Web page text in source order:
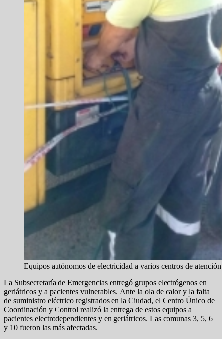
Equipos autónomos de electricidad a varios centros de
La Subsecretaría de Emergencias entregó grupos electrógenos en
geriátricos y a pacientes vulnerables. Ante la ola de calor y la falta
de suministro eléctrico registrados en la Ciudad, el Centro Único de
Coordinación y Control realizó la entrega de estos equipos a
pacientes electrodependientes y en geriátricos. Las comunas 3, 5, 6
y 10 fueron las más afectadas.